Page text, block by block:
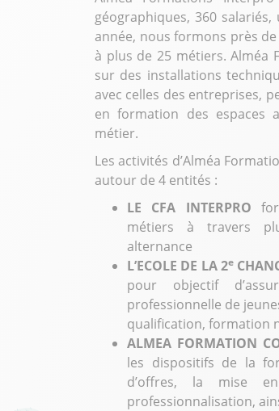
géographiques, 360
année, nous formons près
à plus de 25 métiers. Alméa
sur des installations
avec celles des entreprises,
en formation des espaces
métier.
Les activités d’Alméa
autour de 4 entités :
LE CFA INTERPRO
métiers à travers
alternance
L’ECOLE DE LA 2e
pour objectif
professionnelle de
qualification, formation
ALMEA FORMATION
les dispositifs de la
d’offres, la mise
professionnalisation,